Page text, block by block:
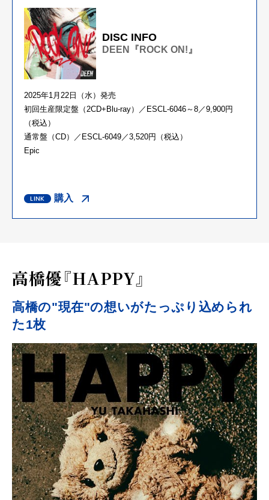
DISC INFO
DEEN『ROCK ON!』
2025年1月22日（水）発売
初回生産限定盤（2CD+Blu-ray）／ESCL-6046～8／9,900円
（税込）
通常盤（CD）／ESCL-6049／3,520円（税込）
Epic
購入
高橋優『HAPPY』
高橋の"現在"の想いがたっぷり込められ
た1枚